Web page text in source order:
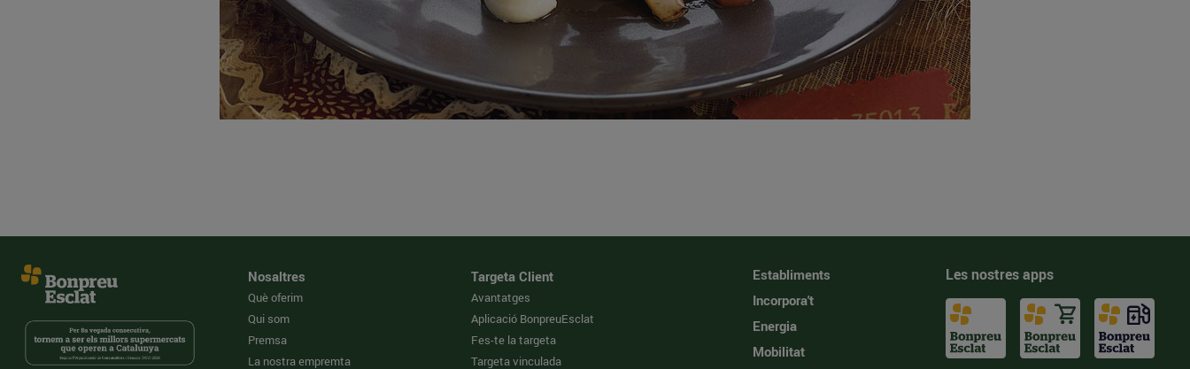
Nosaltres
Què oferim
Qui som
Premsa
La nostra empremta
Targeta Client
Avantatges
Aplicació BonpreuEsclat
Fes-te la targeta
Targeta vinculada
Establiments
Incorpora't
Energia
Mobilitat
Les nostres apps